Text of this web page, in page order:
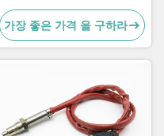
5WK97331A A0101531628
가장 좋은 가격 을 구하라